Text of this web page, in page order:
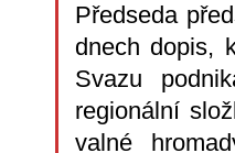
Předseda
dnech dopis,
Svazu
regionální
valné